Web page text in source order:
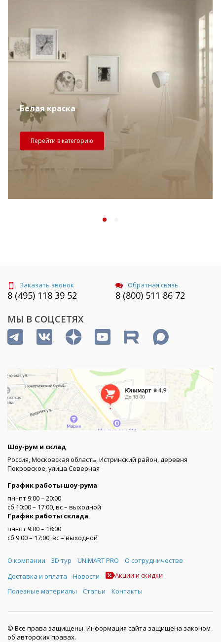
Белая краска
Перейти в категорию
Заказать звонок
8 (495) 118 39 52
Обратная связь
8 (800) 511 86 72
МЫ В СОЦСЕТЯХ
Шоу-рум и склад
Россия, Московская область, Истринский район, деревня
Покровское, улица Северная
График работы шоу-рума
пн–пт 9:00 – 20:00
сб 10:00 – 17:00, вс – выходной
График работы склада
пн–пт 9:00 – 18:00
сб 9:00 – 17:00, вс – выходной
Меню
О компании 3D тур UNIMART PRO
О сотрудничестве
Доставка и оплата
Новости
Акции и скидки
Полезные материалы
Статьи Контакты
© Все права защищены. Информация сайта защищена законом
об авторских правах.